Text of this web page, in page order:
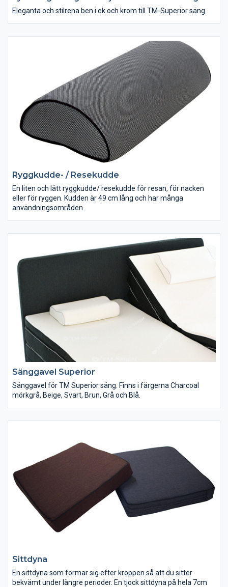
Eleganta och stilrena ben i ek och krom till TM-Superior säng.
Ryggkudde- / Resekudde
En liten och lätt ryggkudde/ resekudde för resan, för nacken
eller för ryggen. Kudden är 49 cm lång och har många
användningsområden.
Sänggavel Superior
Sänggavel för TM Superior säng. Finns i färgerna Charcoal
mörkgrå, Beige, Svart, Brun, Grå och Blå.
Sittdyna
En sittdyna som formar sig efter kroppen så att du sitter
bekvämt under längre perioder. En tjock sittdyna på hela 7cm